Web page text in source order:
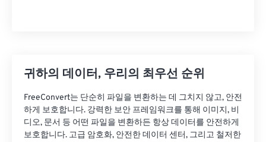
귀하의 데이터, 우리의 최우선 순위
FreeConvert는 단순히 파일을 변환하는 데 그치지 않고, 안전
하게 보호합니다. 강력한 보안 프레임워크를 통해 이미지, 비
디오, 문서 등 어떤 파일을 변환하든 항상 데이터를 안전하게
보호합니다. 고급 암호화, 안전한 데이터 센터, 그리고 철저한